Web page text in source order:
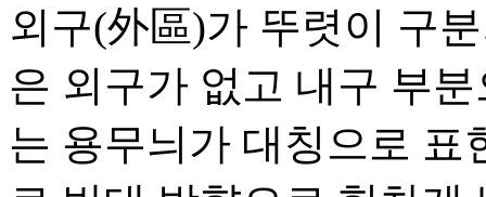
외구(外區)가 뚜렷이 구
은 외구가 없고 내구 부
는 용무늬가 대칭으로 표